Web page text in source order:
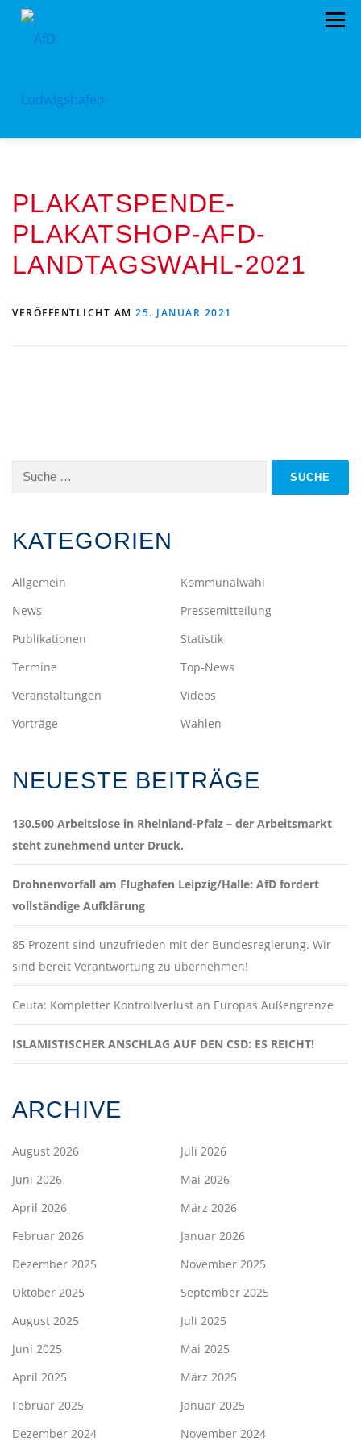
Zum
Menü
PROGRAMM KONTAKT SPENDEN
PLAKATSPENDE-
PLAKATSHOP-AFD-
LANDTAGSWAHL-2021
VERÖFFENTLICHT AM 25. JANUAR 2021
Suche
KATEGORIEN
Allgemein
Kommunalwahl
News
Pressemitteilung
Publikationen
Statistik
Termine
Top-News
Veranstaltungen
Videos
Vorträge
Wahlen
NEUESTE BEITRÄGE
130.500 Arbeitslose in Rheinland-Pfalz – der Arbeitsmarkt
steht zunehmend unter Druck.
Drohnenvorfall am Flughafen Leipzig/Halle: AfD fordert
vollständige Aufklärung
85 Prozent sind unzufrieden mit der Bundesregierung. Wir
sind bereit Verantwortung zu übernehmen!
Ceuta: Kompletter Kontrollverlust an Europas Außengrenze
ISLAMISTISCHER ANSCHLAG AUF DEN CSD: ES REICHT!
ARCHIVE
August 2026
Juli 2026
Juni 2026
Mai 2026
April 2026
März 2026
Februar 2026
Januar 2026
Dezember 2025
November 2025
Oktober 2025
September 2025
August 2025
Juli 2025
Juni 2025
Mai 2025
April 2025
März 2025
Februar 2025
Januar 2025
Dezember 2024
November 2024